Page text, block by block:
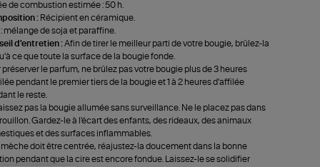
de combustion estimée : 50 h.
: Récipient en céramique.
mélange de soja et paraffine.
d'entretien :Afin de tirer le meilleur parti de votre bougie, brûlez-la
ce que toute la surface de la bougie fonde.
préserver le parfum, ne brûlez pas votre bougie plus de 3 heures
pendant le premier tiers de la bougie et 1 à 2 heures d'affilée
le reste.
pas la bougie allumée sans surveillance. Ne le placez pas dans
Gardez-le à l'écart des enfants, des rideaux, des animaux
et des surfaces inflammables.
mèche doit être centrée, réajustez-la doucement dans la bonne
pendant que la cire est encore fondue. Laissez-le se solidifier